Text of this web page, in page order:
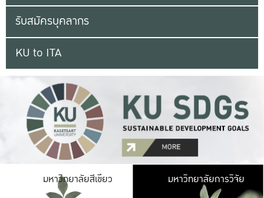
รับสมัครบุคลากร
KU to ITA
มหาวิทยาลัยสีเขียว มหาวิ
มหาวิทยาลัยการวิจัย